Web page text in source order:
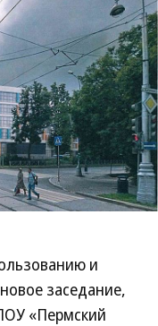
и
заседание,
«Пермский